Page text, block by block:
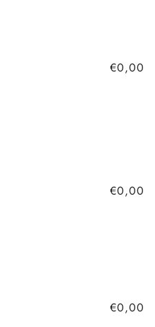
€0,00
€0,00
€0,00